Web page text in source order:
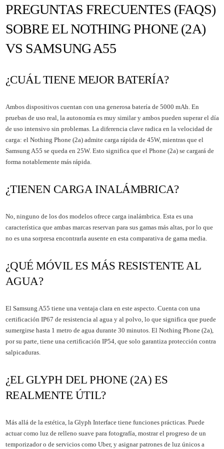
PREGUNTAS FRECUENTES (FAQS)
SOBRE EL NOTHING PHONE (2A)
VS SAMSUNG A55
¿CUÁL TIENE MEJOR BATERÍA?
Ambos dispositivos cuentan con una generosa batería de 5000 mAh. En
pruebas de uso real, la autonomía es muy similar y ambos pueden superar el día
de uso intensivo sin problemas. La diferencia clave radica en la velocidad de
carga: el Nothing Phone (2a) admite carga rápida de 45W, mientras que el
Samsung A55 se queda en 25W. Esto significa que el Phone (2a) se cargará de
forma notablemente más rápida.
¿TIENEN CARGA INALÁMBRICA?
No, ninguno de los dos modelos ofrece carga inalámbrica. Esta es una
característica que ambas marcas reservan para sus gamas más altas, por lo que
no es una sorpresa encontrarla ausente en esta comparativa de gama media.
¿QUÉ MÓVIL ES MÁS RESISTENTE AL
AGUA?
El Samsung A55 tiene una ventaja clara en este aspecto. Cuenta con una
certificación IP67 de resistencia al agua y al polvo, lo que significa que puede
sumergirse hasta 1 metro de agua durante 30 minutos. El Nothing Phone (2a),
por su parte, tiene una certificación IP54, que solo garantiza protección contra
salpicaduras.
¿EL GLYPH DEL PHONE (2A) ES
REALMENTE ÚTIL?
Más allá de la estética, la Glyph Interface tiene funciones prácticas. Puede
actuar como luz de relleno suave para fotografía, mostrar el progreso de un
temporizador o de servicios como Uber, y asignar patrones de luz únicos a